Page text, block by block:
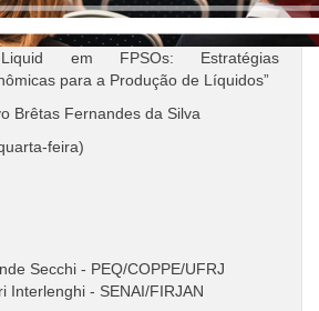
Liquid em FPSOs: Estratégias
para a Produção de Líquidos”
Brêtas Fernandes da Silva
feira)
Secchi - PEQ/COPPE/UFRJ
Interlenghi - SENAI/FIRJAN